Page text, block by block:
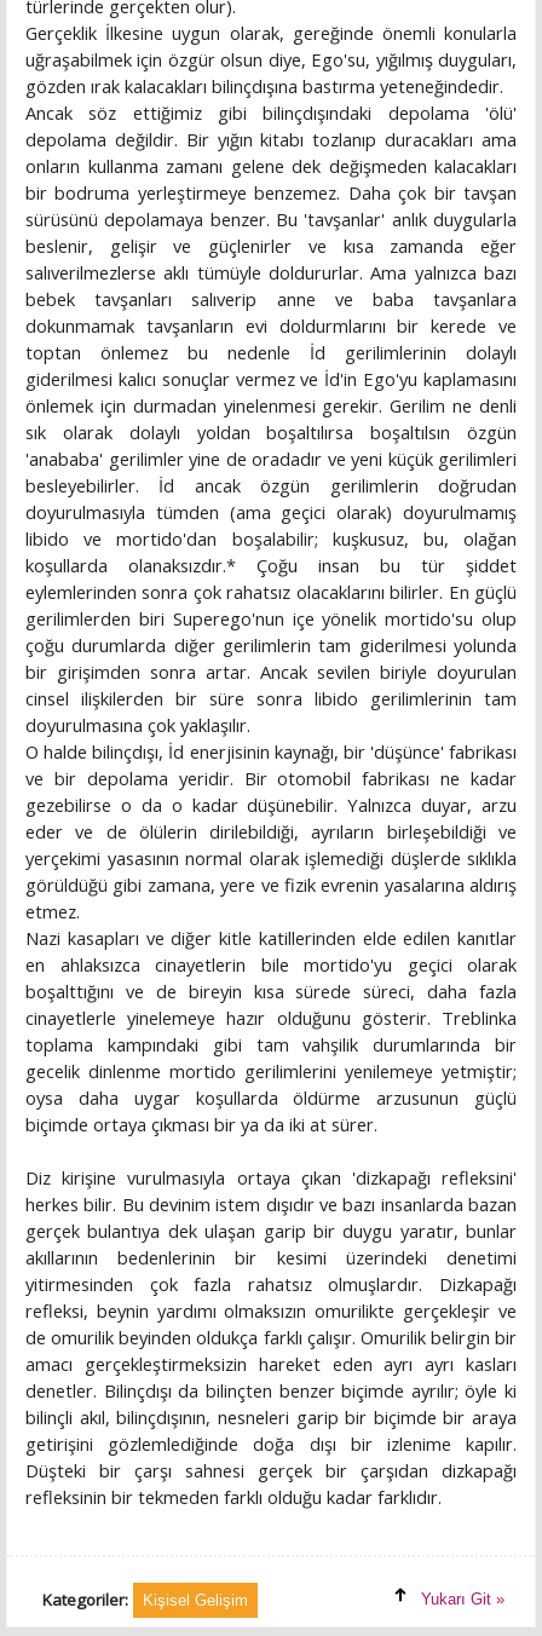
türlerinde gerçekten olur).
Gerçeklik İlkesine uygun olarak, gereğinde önemli konularla
uğraşabilmek için özgür olsun diye, Ego'su, yığılmış duyguları,
gözden ırak kalacakları bilinçdışına bastırma yeteneğindedir.
Ancak söz ettiğimiz gibi bilinçdışındaki depolama 'ölü'
depolama değildir. Bir yığın kitabı tozlanıp duracakları ama
onların kullanma zamanı gelene dek değişmeden kalacakları
bir bodruma yerleştirmeye benzemez. Daha çok bir tavşan
sürüsünü depolamaya benzer. Bu 'tavşanlar' anlık duygularla
beslenir, gelişir ve güçlenirler ve kısa zamanda eğer
salıverilmezlerse aklı tümüyle doldururlar. Ama yalnızca bazı
bebek tavşanları salıverip anne ve baba tavşanlara
dokunmamak tavşanların evi doldurmlarını bir kerede ve
toptan önlemez bu nedenle İd gerilimlerinin dolaylı
giderilmesi kalıcı sonuçlar vermez ve İd'in Ego'yu kaplamasını
önlemek için durmadan yinelenmesi gerekir. Gerilim ne denli
sık olarak dolaylı yoldan boşaltılırsa boşaltılsın özgün
'anababa' gerilimler yine de oradadır ve yeni küçük gerilimleri
besleyebilirler. İd ancak özgün gerilimlerin doğrudan
doyurulmasıyla tümden (ama geçici olarak) doyurulmamış
libido ve mortido'dan boşalabilir; kuşkusuz, bu, olağan
koşullarda olanaksızdır.* Çoğu insan bu tür şiddet
eylemlerinden sonra çok rahatsız olacaklarını bilirler. En güçlü
gerilimlerden biri Superego'nun içe yönelik mortido'su olup
çoğu durumlarda diğer gerilimlerin tam giderilmesi yolunda
bir girişimden sonra artar. Ancak sevilen biriyle doyurulan
cinsel ilişkilerden bir süre sonra libido gerilimlerinin tam
doyurulmasına çok yaklaşılır.
O halde bilinçdışı, İd enerjisinin kaynağı, bir 'düşünce' fabrikası
ve bir depolama yeridir. Bir otomobil fabrikası ne kadar
gezebilirse o da o kadar düşünebilir. Yalnızca duyar, arzu
eder ve de ölülerin dirilebildiği, ayrıların birleşebildiği ve
yerçekimi yasasının normal olarak işlemediği düşlerde sıklıkla
görüldüğü gibi zamana, yere ve fizik evrenin yasalarına aldırış
etmez.
Nazi kasapları ve diğer kitle katillerinden elde edilen kanıtlar
en ahlaksızca cinayetlerin bile mortido'yu geçici olarak
boşalttığını ve de bireyin kısa sürede süreci, daha fazla
cinayetlerle yinelemeye hazır olduğunu gösterir. Treblinka
toplama kampındaki gibi tam vahşilik durumlarında bir
gecelik dinlenme mortido gerilimlerini yenilemeye yetmiştir;
oysa daha uygar koşullarda öldürme arzusunun güçlü
biçimde ortaya çıkması bir ya da iki at sürer.
Diz kirişine vurulmasıyla ortaya çıkan 'dizkapağı refleksini'
herkes bilir. Bu devinim istem dışıdır ve bazı insanlarda bazan
gerçek bulantıya dek ulaşan garip bir duygu yaratır, bunlar
akıllarının bedenlerinin bir kesimi üzerindeki denetimi
yitirmesinden çok fazla rahatsız olmuşlardır. Dizkapağı
refleksi, beynin yardımı olmaksızın omurilikte gerçekleşir ve
de omurilik beyinden oldukça farklı çalışır. Omurilik belirgin bir
amacı gerçekleştirmeksizin hareket eden ayrı ayrı kasları
denetler. Bilinçdışı da bilinçten benzer biçimde ayrılır; öyle ki
bilinçli akıl, bilinçdışının, nesneleri garip bir biçimde bir araya
getirişini gözlemlediğinde doğa dışı bir izlenime kapılır.
Düşteki bir çarşı sahnesi gerçek bir çarşıdan dizkapağı
refleksinin bir tekmeden farklı olduğu kadar farklıdır.
Kategoriler: Kişisel Gelişim Yukarı Git »